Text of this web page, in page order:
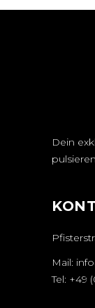
Dein
Mail:
Tel: +49